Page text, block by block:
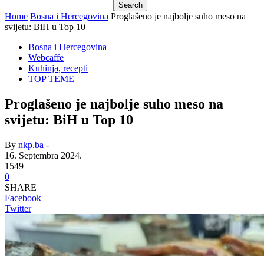
Home Bosna i Hercegovina Proglašeno je najbolje suho meso na
svijetu: BiH u Top 10
Bosna i Hercegovina
Webcaffe
Kuhinja, recepti
TOP TEME
Proglašeno je najbolje suho meso na
svijetu: BiH u Top 10
By nkp.ba -
16. Septembra 2024.
1549
0
SHARE
Facebook
Twitter